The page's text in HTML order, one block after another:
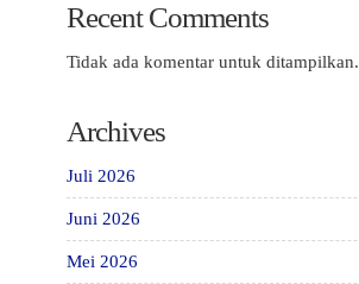
Recent Comments
Tidak ada komentar untuk ditampilkan.
Archives
Juli 2026
Juni 2026
Mei 2026